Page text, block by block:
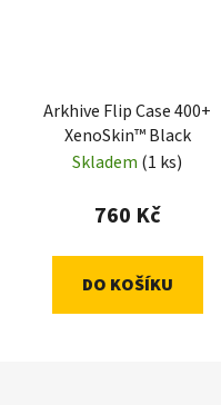
Arkhive Flip Case 400+
XenoSkin™ Black
Skladem (1 ks)
760 Kč
DO KOŠÍKU